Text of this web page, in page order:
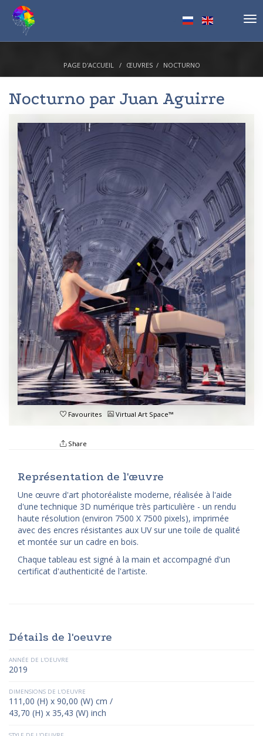
PAGE D'ACCUEIL ŒUVRES NOCTURNO
Nocturno par Juan Aguirre
Favourites Virtual Art Space™
Share
Représentation de l'œuvre
Une œuvre d'art photoréaliste moderne, réalisée à l'aide
d'une technique 3D numérique très particulière - un rendu
haute résolution (environ 7500 X 7500 pixels), imprimée
avec des encres résistantes aux UV sur une toile de qualité
et montée sur un cadre en bois.
Chaque tableau est signé à la main et accompagné d'un
certificat d'authenticité de l'artiste.
Détails de l'oeuvre
ANNÉE DE L'OEUVRE
2019
DIMENSIONS DE L'OEUVRE
111,00 (H) x 90,00 (W) cm /
43,70 (H) x 35,43 (W) inch